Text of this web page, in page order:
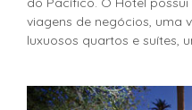
viagens de negócios, uma
luxuosos quartos e suítes,